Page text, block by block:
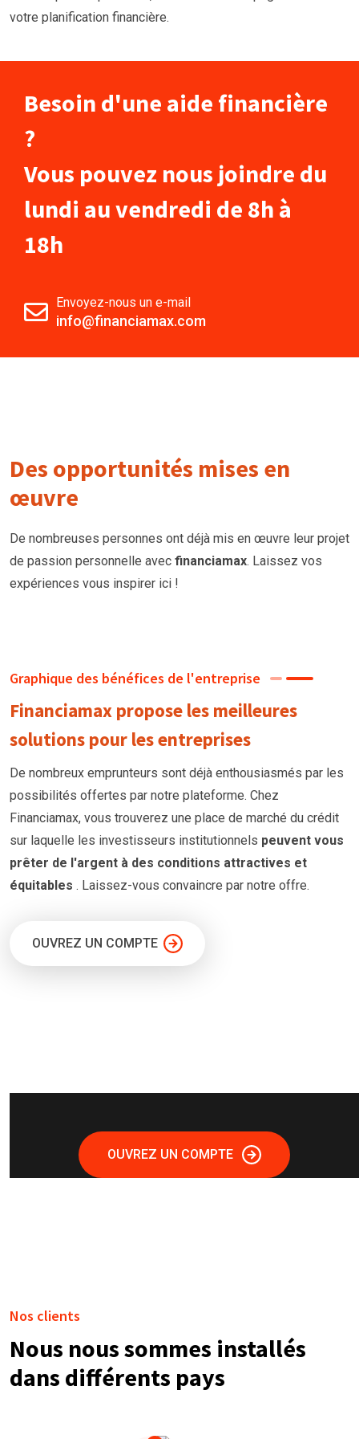
votre planification financière.
Besoin d'une aide financière
?
Vous pouvez nous joindre du
lundi au vendredi de 8h à
18h
Envoyez-nous un e-mail
info@financiamax.com
Des opportunités mises en
œuvre
De nombreuses personnes ont déjà mis en œuvre leur projet
de passion personnelle avec financiamax. Laissez vos
expériences vous inspirer ici !
Graphique des bénéfices de l'entreprise
Financiamax propose les meilleures
solutions pour les entreprises
De nombreux emprunteurs sont déjà enthousiasmés par les
possibilités offertes par notre plateforme. Chez
Financiamax, vous trouverez une place de marché du crédit
sur laquelle les investisseurs institutionnels peuvent vous
prêter de l'argent à des conditions attractives et
équitables . Laissez-vous convaincre par notre offre.
OUVREZ UN COMPTE
OUVREZ UN COMPTE
Nos clients
Nous nous sommes installés
dans différents pays